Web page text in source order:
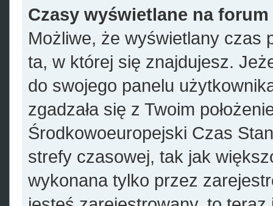
Czasy wyświetlane na
Możliwe, że wyświetlany czas
ta, w której się znajdujesz.
do swojego panelu
zgadzała się z Twoim
Środkowoeuropejski Czas
strefy czasowej, tak jak
wykonana tylko przez